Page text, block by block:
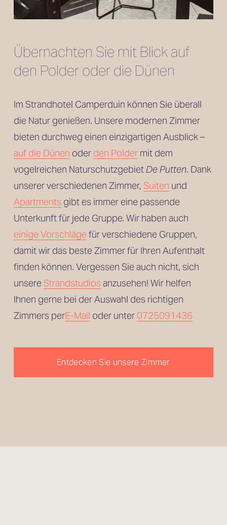
Übernachten Sie mit Blick auf
den Polder oder die Dünen
Im Strandhotel Camperduin können Sie überall
die Natur genießen. Unsere modernen Zimmer
bieten durchweg einen einzigartigen Ausblick –
auf die Dünen oder den Polder mit dem
vogelreichen Naturschutzgebiet De Putten. Dank
unserer verschiedenen Zimmer, Suiten und
Apartments gibt es immer eine passende
einige Vorschläge für verschiedene Gruppen,
damit wir das beste Zimmer für Ihren Aufenthalt
finden können. Vergessen Sie auch nicht, sich
unsere Strandstudios anzusehen! Wir helfen
Ihnen gerne bei der Auswahl des richtigen
Zimmers perE-Mail oder unter 0725091436
Entdecken Sie unsere Zimmer